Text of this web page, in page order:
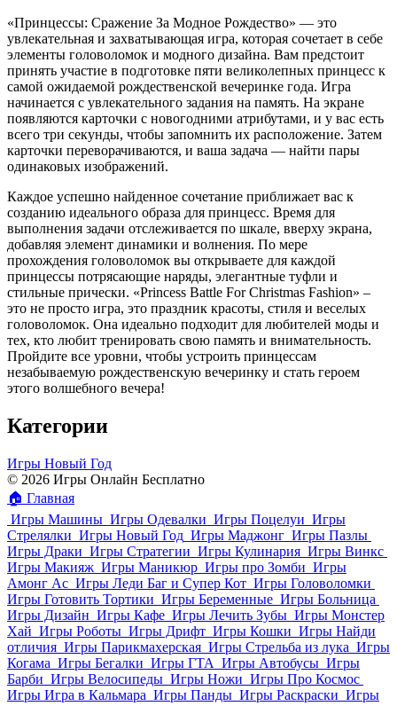
«Принцессы: Сражение За Модное Рождество» — это
увлекательная и захватывающая игра, которая сочетает в себе
элементы головоломок и модного дизайна. Вам предстоит
принять участие в подготовке пяти великолепных принцесс к
самой ожидаемой рождественской вечеринке года. Игра
начинается с увлекательного задания на память. На экране
появляются карточки с новогодними атрибутами, и у вас есть
всего три секунды, чтобы запомнить их расположение. Затем
карточки переворачиваются, и ваша задача — найти пары
одинаковых изображений.
Каждое успешно найденное сочетание приближает вас к
созданию идеального образа для принцесс. Время для
выполнения задачи отслеживается по шкале, вверху экрана,
добавляя элемент динамики и волнения. По мере
прохождения головоломок вы открываете для каждой
принцессы потрясающие наряды, элегантные туфли и
стильные прически. «Princess Battle For Christmas Fashion» –
это не просто игра, это праздник красоты, стиля и веселых
головоломок. Она идеально подходит для любителей моды и
тех, кто любит тренировать свою память и внимательность.
Пройдите все уровни, чтобы устроить принцессам
незабываемую рождественскую вечеринку и стать героем
этого волшебного вечера!
Категории
Игры Новый Год
© 2026 Игры Онлайн Бесплатно
🏠 Главная
Игры Машины Игры Одевалки Игры Поцелуи Игры
Стрелялки Игры Новый Год Игры Маджонг Игры Пазлы
Игры Драки Игры Стратегии Игры Кулинария Игры Винкс
Игры Макияж Игры Маникюр Игры про Зомби Игры
Амонг Ас Игры Леди Баг и Супер Кот Игры Головоломки
Игры Готовить Тортики Игры Беременные Игры Больница
Игры Дизайн Игры Кафе Игры Лечить Зубы Игры Монстер
Хай Игры Роботы Игры Дрифт Игры Кошки Игры Найди
отличия Игры Парикмахерская Игры Стрельба из лука Игры
Когама Игры Бегалки Игры ГТА Игры Автобусы Игры
Барби Игры Велосипеды Игры Ножи Игры Про Космос
Игры Игра в Кальмара Игры Панды Игры Раскраски Игры